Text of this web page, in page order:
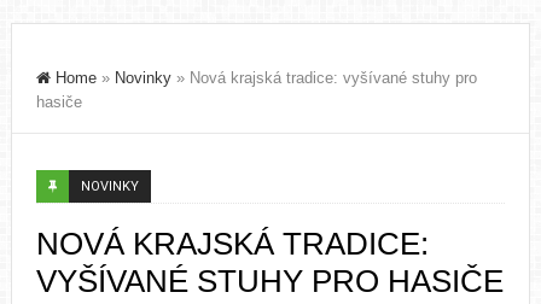
Home» Novinky» Nová krajská tradice: vyšívané stuhy pro
hasiče
NOVINKY
NOVÁ KRAJSKÁ TRADICE:
VYŠÍVANÉ STUHY PRO HASIČE